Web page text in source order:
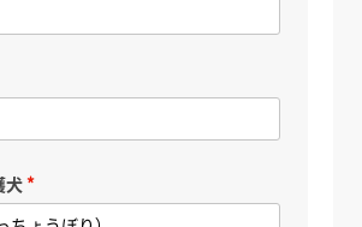
犬